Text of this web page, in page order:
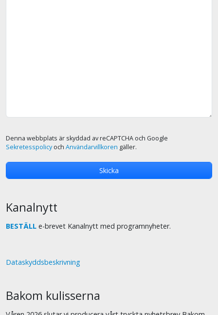
Denna webbplats är skyddad av reCAPTCHA och Google
Sekretesspolicyoch Användarvillkoren gäller.
Kanalnytt
BESTÄLL e-brevet Kanalnytt med programnyheter.
Dataskyddsbeskrivning
Bakom kulisserna